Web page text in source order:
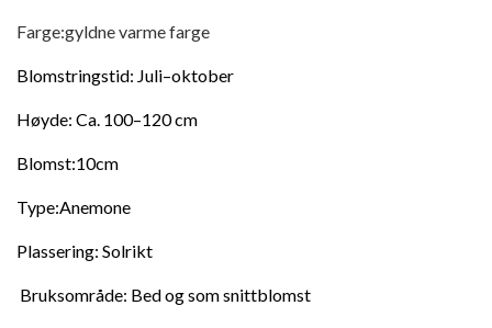
Farge:gyldne varme farge
Blomstringstid: Juli–oktober
Høyde: Ca. 100–120 cm
Blomst:10cm
Type:Anemone
Plassering: Solrikt
Bruksområde: Bed og som snittblomst